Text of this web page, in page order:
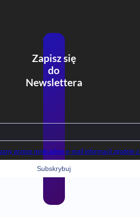
Zapisz się
do
Newslettera
przeze mnie adres e-mail informacji zgodnie